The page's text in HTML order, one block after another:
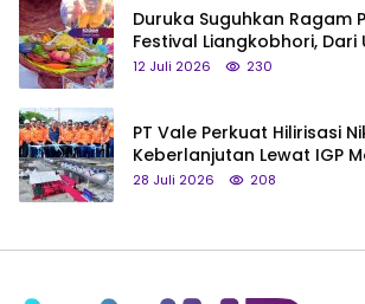
Duruka Suguhkan Ragam
Festival Liangkobhori, Dari
hingga Tumpeng Beras
12 Juli 2026 230
PT Vale Perkuat Hilirisasi
Keberlanjutan Lewat IGP
28 Juli 2026 208